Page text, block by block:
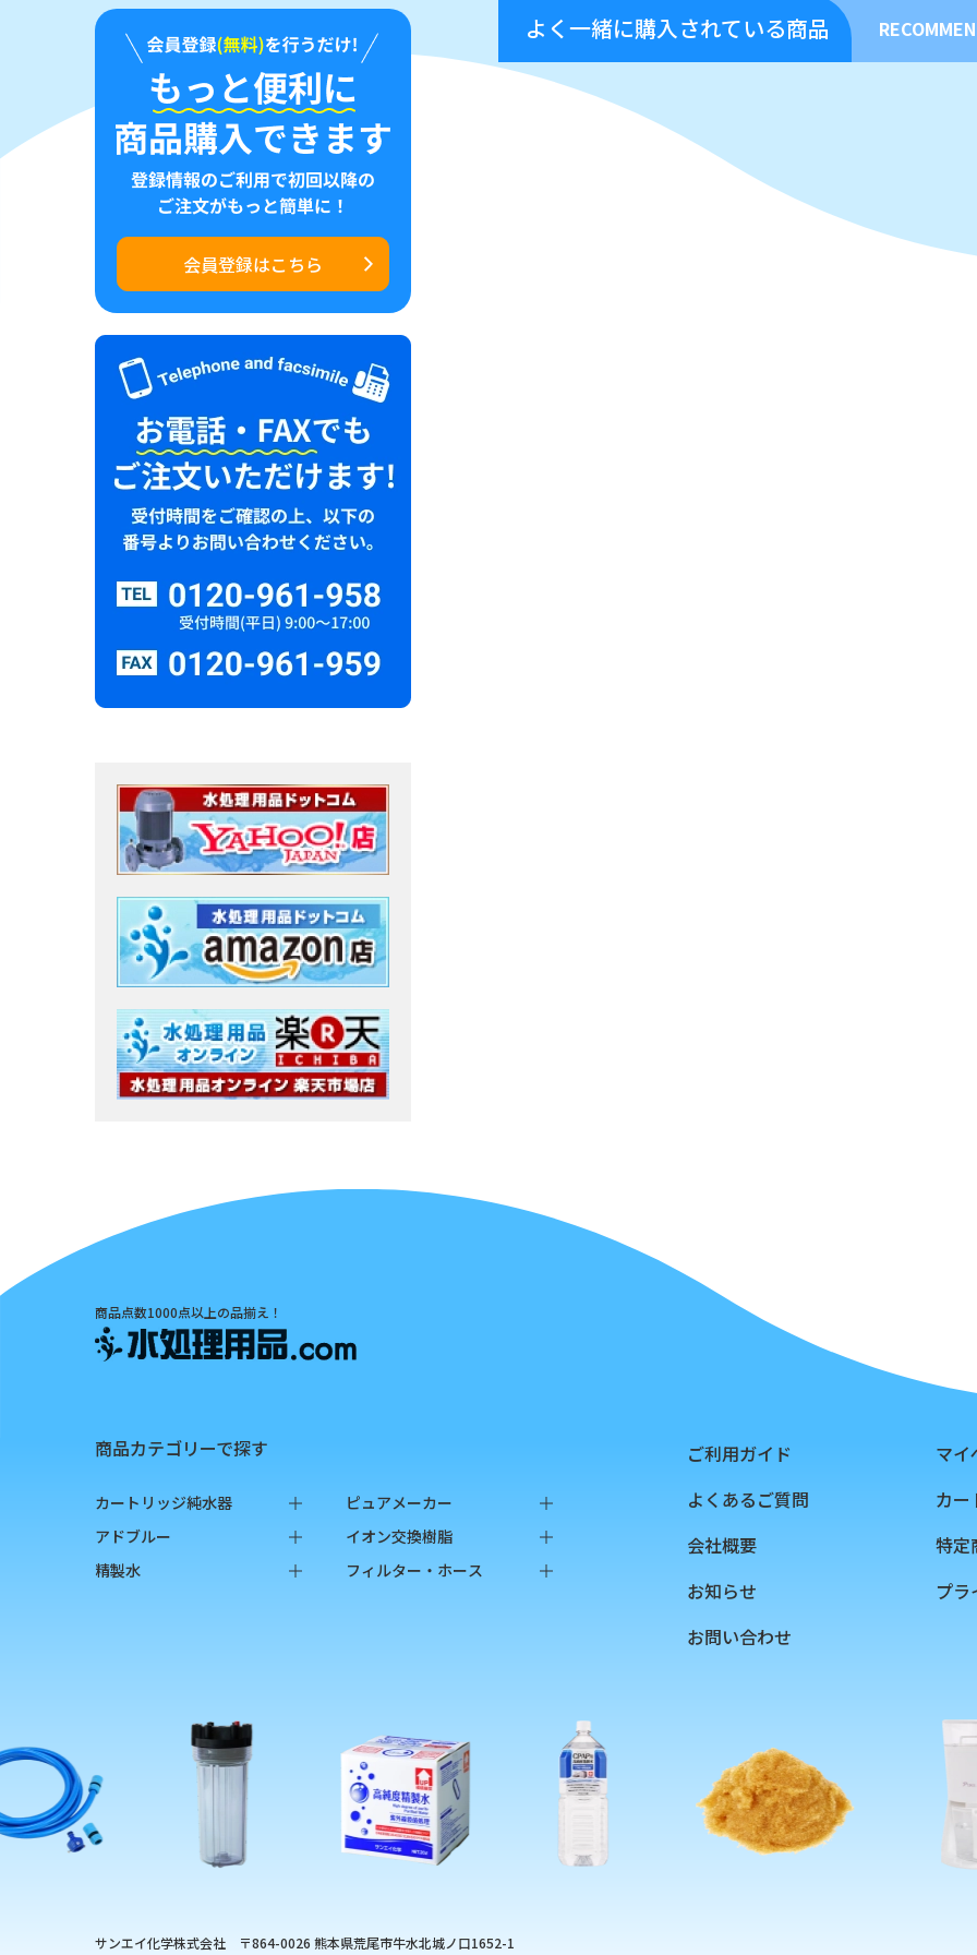
よく一緒に購入されている商品
会員登録はこちら
商品点数1000点以上の品揃え！
商品カテゴリーで探す
カートリッジ純水器
純水器本体
オプション品
アドブルー
バッグインボックス
精製水
ピュアメーカー
本体
カートリッジ
イオン交換樹脂
純水用イオン交換樹脂
フィルター・ホース
フィルター用部品
ホース
硬度指示薬
ご利用ガイド
よくあるご質問
会社概要
お知らせ
お問い合わせ
マイ
カー
特定
プ
サンエイ化学株式会社 〒864-0026 熊本県荒尾市牛水北城ノ口1652-1